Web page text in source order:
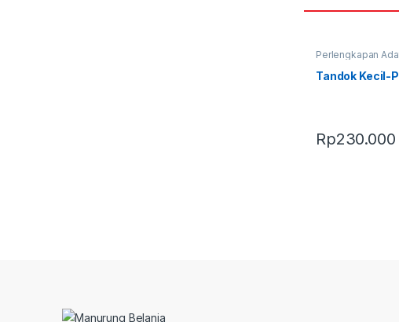
Perlengkapan
Terbaru
Tandok
Tandok Kecil-
Rp230.000